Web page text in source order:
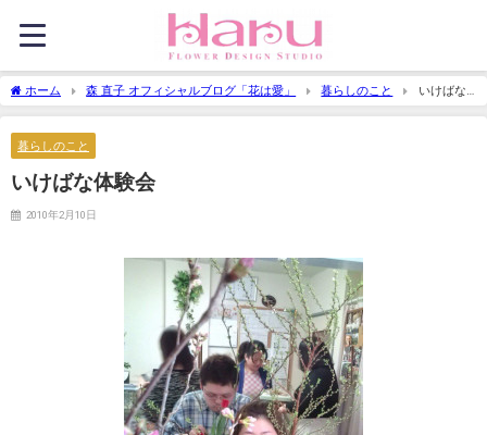
ホーム 森 直子 オフィシャルブログ「花は愛」 暮らしのこと
いけばな
体験会
暮らしのこと
いけばな体験会
2010年2月10日